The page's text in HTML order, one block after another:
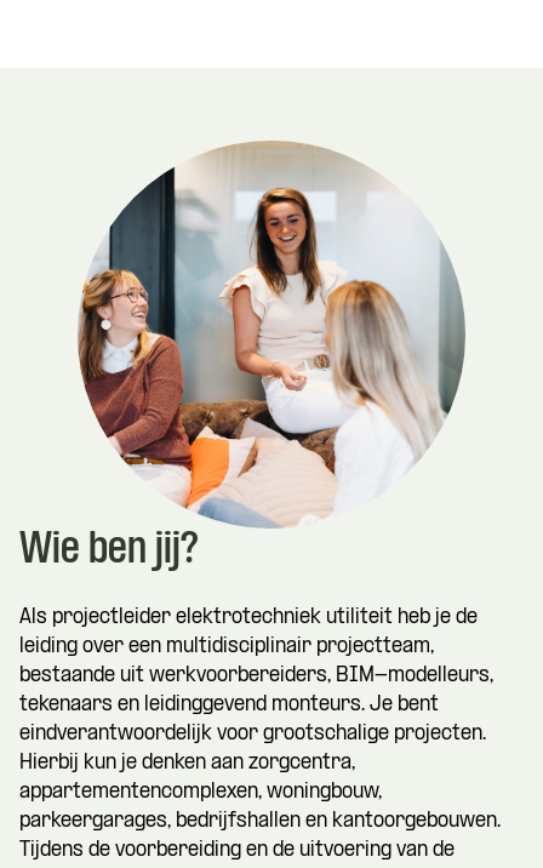
Wie ben jij?
Als projectleider elektrotechniek utiliteit heb je de
leiding over een multidisciplinair projectteam,
bestaande uit werkvoorbereiders, BIM-modelleurs,
tekenaars en leidinggevend monteurs. Je bent
eindverantwoordelijk voor grootschalige projecten.
Hierbij kun je denken aan zorgcentra,
appartementencomplexen, woningbouw,
parkeergarages, bedrijfshallen en kantoorgebouwen.
Tijdens de voorbereiding en de uitvoering van de